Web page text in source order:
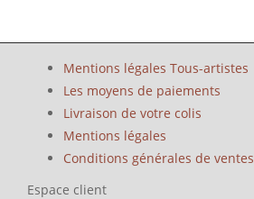
Mentions légales Tous-artistes
Les moyens de paiements
Livraison de votre colis
Mentions légales
Conditions générales de ventes
Espace client